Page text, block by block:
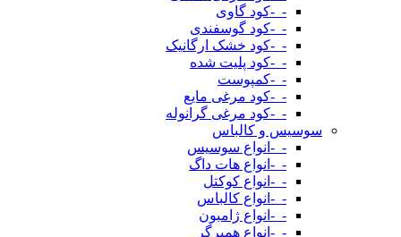
-_-کود گاوی
-_-کود گوسفندی
-_-کود خشک ارگانیک
-_-کود پلیت شده
-_-کمپوست
-_-کود مرغی مایع
-_-کود مرغی گرانوله
سوسیس و کالباس
-_-انواع سوسیس
-_-انواع هات داگ
-_-انواع کوکتل
-_-انواع کالباس
-_-انواع ژامبون
-_-انواع همبرگر